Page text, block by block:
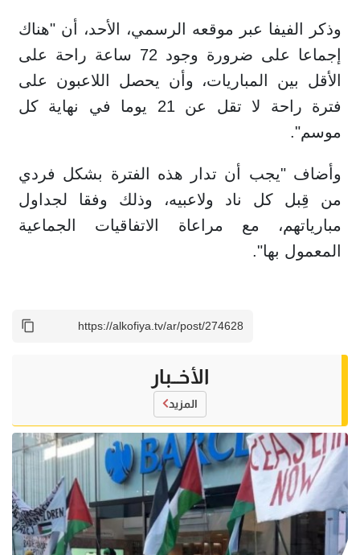
وذكر الفيفا عبر موقعه الرسمي، الأحد، أن "هناك
إجماعا على ضرورة وجود 72 ساعة راحة على
الأقل بين المباريات، وأن يحصل اللاعبون على
فترة راحة لا تقل عن 21 يوما في نهاية كل
موسم".
وأضاف "يجب أن تدار هذه الفترة بشكل فردي
من قِبل كل ناد ولاعبيه، وذلك وفقا لجداول
مبارياتهم، مع مراعاة الاتفاقيات الجماعية
المعمول بها".
الأخــبار
المزيد